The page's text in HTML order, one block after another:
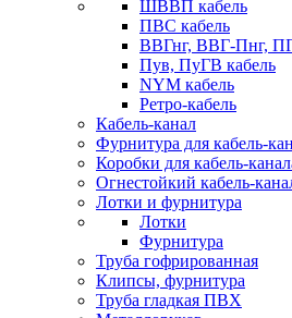
ШВВП кабель
ПВС кабель
ВВГнг, ВВГ-Пнг,
Пув, ПуГВ кабель
NYM кабель
Ретро-кабель
Кабель-канал
Фурнитура для кабель-
Коробки для кабель-
Огнестойкий кабель-
Лотки и фурнитура
Лотки
Фурнитура
Труба гофрированная
Клипсы, фурнитура
Труба гладкая ПВХ